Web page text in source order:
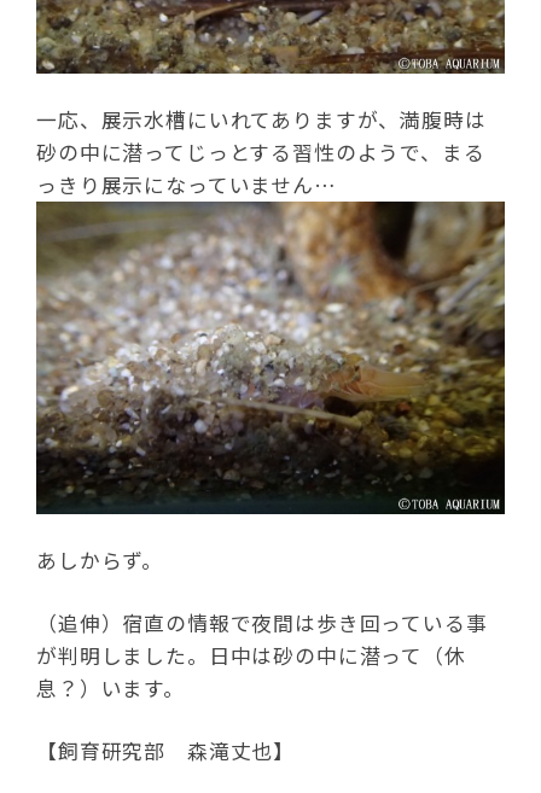
一応、展示水槽にいれてありますが、満腹時は
砂の中に潜ってじっとする習性のようで、まる
っきり展示になっていません…
あしからず。
（追伸）宿直の情報で夜間は歩き回っている事
が判明しました。日中は砂の中に潜って（休
息？）います。
【飼育研究部 森滝丈也】